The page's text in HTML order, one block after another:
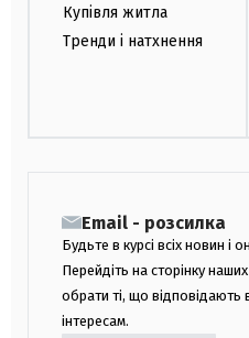
Купівля житла
Тренди і натхнення
Email - розсилка
Будьте в курсі всіх новин і
Перейдіть на сторінку
обрати ті, що відповідають
інтересам.